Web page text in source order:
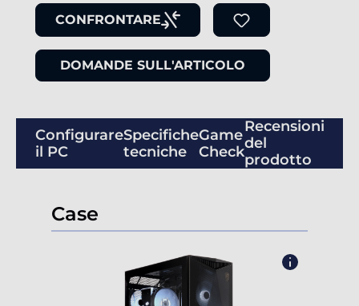
CONFRONTARE
DOMANDE SULL'ARTICOLO
Configurare
il PC
Specifiche
tecniche
Game
Check
Recensioni
del
prodotto
Case